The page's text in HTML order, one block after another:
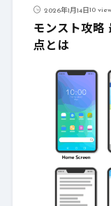
2026年1月14日10
モンスト攻略
点とは